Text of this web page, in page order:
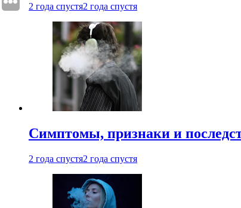
2 года спустя2 года спустя
Симптомы, признаки и
2 года спустя2 года спустя